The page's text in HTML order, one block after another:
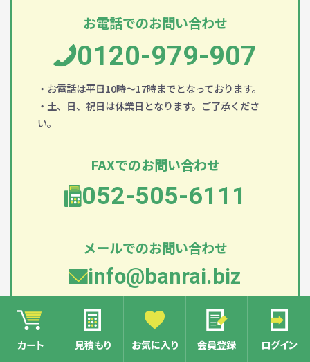
カート 見積もり お気に入り 会員登録 ログイン
お電話でのお問い合わせ
0120-979-907
・お電話は平日10時～17時までとなっております。
・土、日、祝日は休業日となります。ご了承くださ
い。
FAXでのお問い合わせ
052-505-6111
メールでのお問い合わせ
info@banrai.biz